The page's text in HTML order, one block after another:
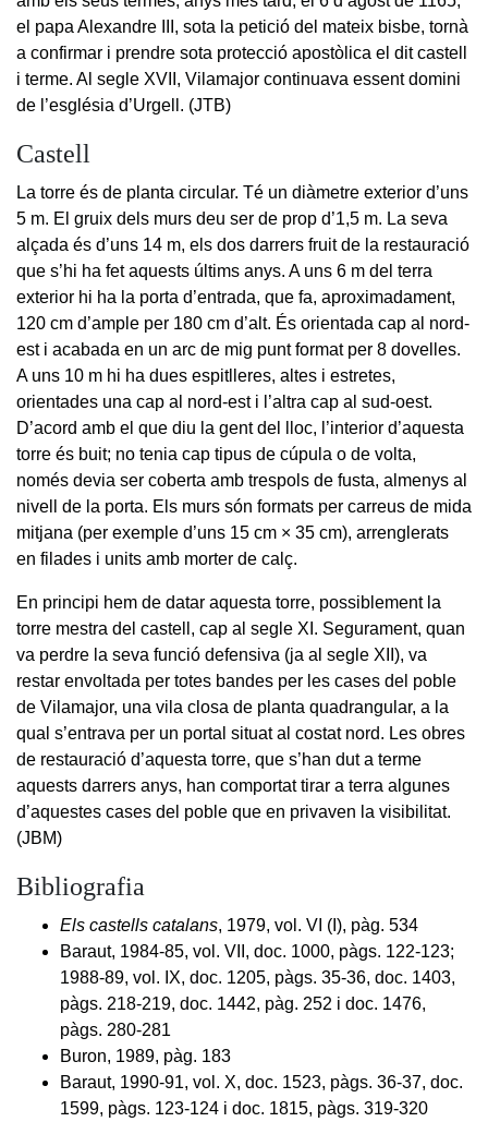
el papa Alexandre III, sota la petició del mateix bisbe, tornà
a confirmar i prendre sota protecció apostòlica el dit castell
i terme. Al segle XVII, Vilamajor continuava essent domini
de l’església d’Urgell. (JTB)
Castell
La torre és de planta circular. Té un diàmetre exterior d’uns
5 m. El gruix dels murs deu ser de prop d’1,5 m. La seva
alçada és d’uns 14 m, els dos darrers fruit de la restauració
que s’hi ha fet aquests últims anys. A uns 6 m del terra
exterior hi ha la porta d’entrada, que fa, aproximadament,
120 cm d’ample per 180 cm d’alt. És orientada cap al nord-
est i acabada en un arc de mig punt format per 8 dovelles.
A uns 10 m hi ha dues espitlleres, altes i estretes,
orientades una cap al nord-est i l’altra cap al sud-oest.
D’acord amb el que diu la gent del lloc, l’interior d’aquesta
torre és buit; no tenia cap tipus de cúpula o de volta,
només devia ser coberta amb trespols de fusta, almenys al
nivell de la porta. Els murs són formats per carreus de mida
mitjana (per exemple d’uns 15 cm × 35 cm), arrenglerats
en filades i units amb morter de calç.
En principi hem de datar aquesta torre, possiblement la
torre mestra del castell, cap al segle XI. Segurament, quan
va perdre la seva funció defensiva (ja al segle XII), va
restar envoltada per totes bandes per les cases del poble
de Vilamajor, una vila closa de planta quadrangular, a la
qual s’entrava per un portal situat al costat nord. Les obres
de restauració d’aquesta torre, que s’han dut a terme
aquests darrers anys, han comportat tirar a terra algunes
d’aquestes cases del poble que en privaven la visibilitat.
(JBM)
Bibliografia
Els castells catalans, 1979, vol. VI (I), pàg. 534
Baraut, 1984-85, vol. VII, doc. 1000, pàgs. 122-123;
1988-89, vol. IX, doc. 1205, pàgs. 35-36, doc. 1403,
pàgs. 218-219, doc. 1442, pàg. 252 i doc. 1476,
pàgs. 280-281
Buron, 1989, pàg. 183
Baraut, 1990-91, vol. X, doc. 1523, pàgs. 36-37, doc.
1599, pàgs. 123-124 i doc. 1815, pàgs. 319-320